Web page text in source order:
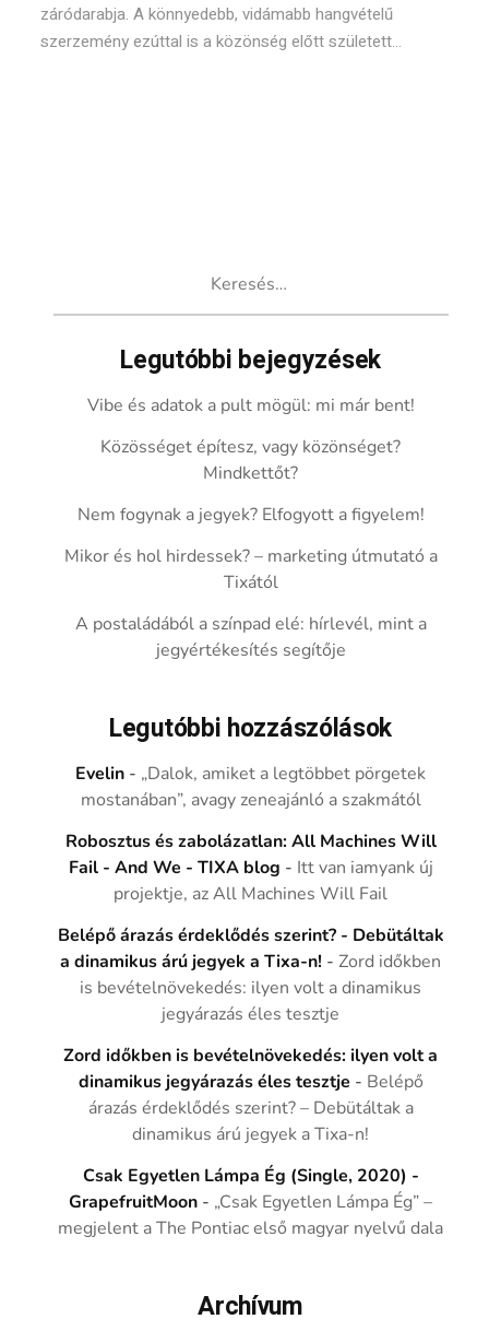
záródarabja. A könnyedebb, vidámabb hangvételű
szerzemény ezúttal is a közönség előtt született...
Legutóbbi bejegyzések
Vibe és adatok a pult mögül: mi már bent!
Közösséget építesz, vagy közönséget?
Mindkettőt?
Nem fogynak a jegyek? Elfogyott a figyelem!
Mikor és hol hirdessek? – marketing útmutató a
Tixától
A postaládából a színpad elé: hírlevél, mint a
jegyértékesítés segítője
Legutóbbi hozzászólások
Evelin - „Dalok, amiket a legtöbbet pörgetek
mostanában”, avagy zeneajánló a szakmától
Robosztus és zabolázatlan: All Machines Will
Fail - And We - TIXA blog - Itt van iamyank új
projektje, az All Machines Will Fail
Belépő árazás érdeklődés szerint? - Debütáltak
a dinamikus árú jegyek a Tixa-n! -Zord időkben
is bevételnövekedés: ilyen volt a dinamikus
jegyárazás éles tesztje
Zord időkben is bevételnövekedés: ilyen volt a
dinamikus jegyárazás éles tesztje - Belépő
árazás érdeklődés szerint? – Debütáltak a
dinamikus árú jegyek a Tixa-n!
Csak Egyetlen Lámpa Ég (Single, 2020) -
GrapefruitMoon - „Csak Egyetlen Lámpa Ég” –
megjelent a The Pontiac első magyar nyelvű dala
Archívum